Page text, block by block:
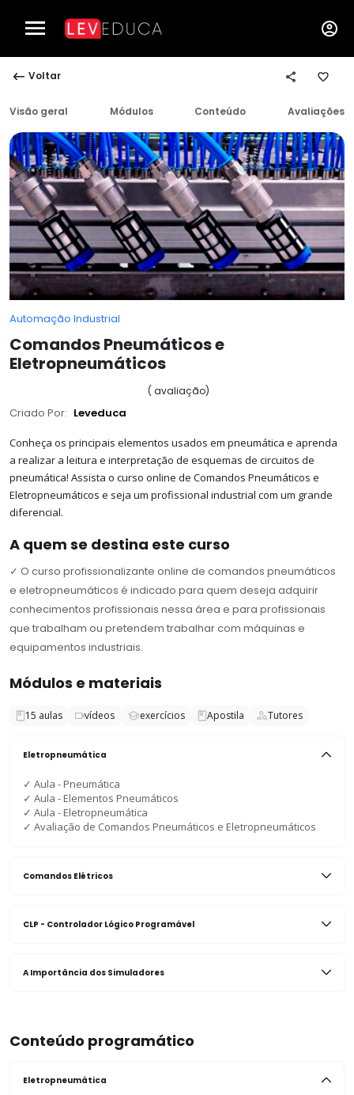
Voltar
Visão geral Módulos Conteúdo Avaliações
Automação Industrial
Comandos Pneumáticos e
Eletropneumáticos
( avaliação)
Criado Por: Leveduca
Conheça os principais elementos usados em pneumática e aprenda
a realizar a leitura e interpretação de esquemas de circuitos de
pneumática! Assista o curso online de Comandos Pneumáticos e
Eletropneumáticos e seja um profissional industrial com um grande
diferencial.
A quem se destina este curso
✓ O curso profissionalizante online de comandos pneumáticos
e eletropneumáticos é indicado para quem deseja adquirir
conhecimentos profissionais nessa área e para profissionais
que trabalham ou pretendem trabalhar com máquinas e
equipamentos industriais.
Módulos e materiais
15 aulas vídeos exercícios Apostila Tutores
Eletropneumática
✓ Aula - Pneumática
✓ Aula - Elementos Pneumáticos
✓ Aula - Eletropneumática
✓ Avaliação de Comandos Pneumáticos e Eletropneumáticos
Comandos Elétricos
CLP - Controlador Lógico Programável
A Importância dos Simuladores
Conteúdo programático
Eletropneumática